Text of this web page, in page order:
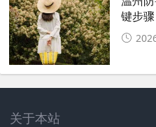
键步骤
关于本站